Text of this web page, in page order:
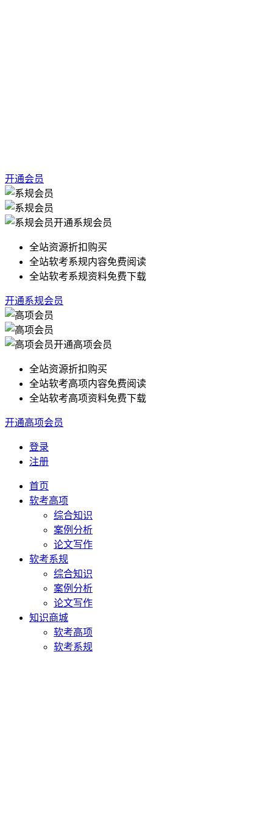
开通会员
开通系规会员
全站资源折扣购买
全站软考系规内容免费阅读
全站软考系规资料免费下载
开通系规会员
开通高项会员
全站资源折扣购买
全站软考高项内容免费阅读
全站软考高项资料免费下载
开通高项会员
登录
注册
首页
软考高项
综合知识
案例分析
论文写作
软考系规
综合知识
案例分析
论文写作
知识商城
软考高项
软考系规